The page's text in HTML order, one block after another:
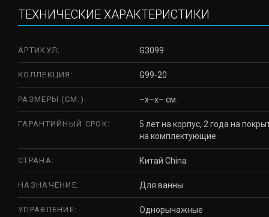
ТЕХНИЧЕСКИЕ ХАРАКТЕРИСТИКИ
АРТИКУЛ: G3099
КОЛЛЕКЦИЯ: G99-20
РАЗМЕРЫ (СМ.): –x–x– см.
ГАРАНТИЙНЫЙ СРОК:
5 лет на корпус, 2 года на
на комплектующие
СТРАНА: Китай China
НАЗНАЧЕНИЕ: Для ванны
УПРАВЛЕНИЕ: Однорычажные